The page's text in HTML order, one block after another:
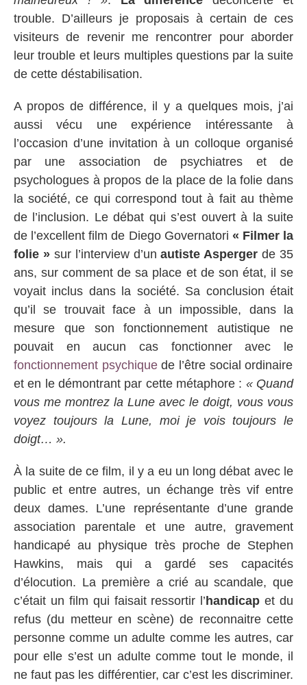
trouble. D’ailleurs je proposais à certain de ces
visiteurs de revenir me rencontrer pour aborder
leur trouble et leurs multiples questions par la suite
de cette déstabilisation.
A propos de différence, il y a quelques mois, j’ai
aussi vécu une expérience intéressante à
l’occasion d’une invitation à un colloque organisé
par une association de psychiatres et de
psychologues à propos de la place de la folie dans
la société, ce qui correspond tout à fait au thème
de l’inclusion. Le débat qui s’est ouvert à la suite
de l’excellent film de Diego Governatori « Filmer la
folie »sur l’interview d’unautiste Asperger de 35
ans, sur comment de sa place et de son état, il se
voyait inclus dans la société. Sa conclusion était
qu’il se trouvait face à un impossible, dans la
mesure que son fonctionnement autistique ne
pouvait en aucun cas fonctionner avec le
fonctionnement psychiquede l’être social ordinaire
et en le démontrant par cette métaphore : « Quand
vous me montrez la Lune avec le doigt, vous vous
voyez toujours la Lune, moi je vois toujours le
doigt… ».
À la suite de ce film, il y a eu un long débat avec le
public et entre autres, un échange très vif entre
deux dames. L’une représentante d’une grande
association parentale et une autre, gravement
handicapé au physique très proche de Stephen
Hawkins, mais qui a gardé ses capacités
d’élocution. La première a crié au scandale, que
c’était un film qui faisait ressortir l’handicap et du
refus (du metteur en scène) de reconnaitre cette
personne comme un adulte comme les autres, car
pour elle s’est un adulte comme tout le monde, il
ne faut pas les différentier, car c’est les discriminer.